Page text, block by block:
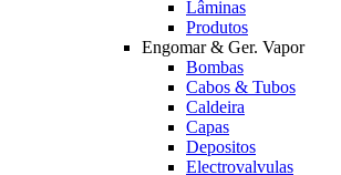
Lâminas
Produtos
Engomar & Ger. Vapor
Bombas
Cabos & Tubos
Caldeira
Capas
Depositos
Electrovalvulas